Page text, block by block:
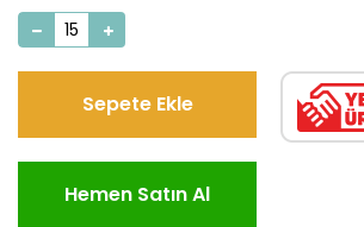
Sepete Ekle
Hemen Satın Al